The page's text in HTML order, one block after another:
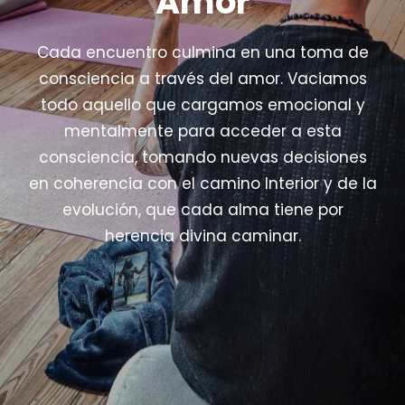
Cada encuentro culmina en una toma de
consciencia a través del amor. Vaciamos
todo aquello que cargamos emocional y
mentalmente para acceder a esta
consciencia, tomando nuevas decisiones
en coherencia con el camino Interior y de la
evolución, que cada alma tiene por
herencia divina caminar.